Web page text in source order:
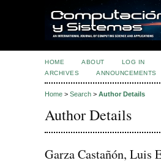
HOME ABOUT LOG IN
ARCHIVES
ANNOUNCEMENTS
Home > Search > Author Details
Author Details
Garza Castañón, Luis